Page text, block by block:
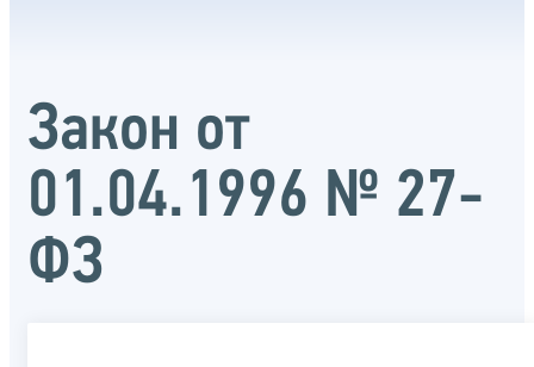
Закон от
01.04.1996 № 27-
ФЗ